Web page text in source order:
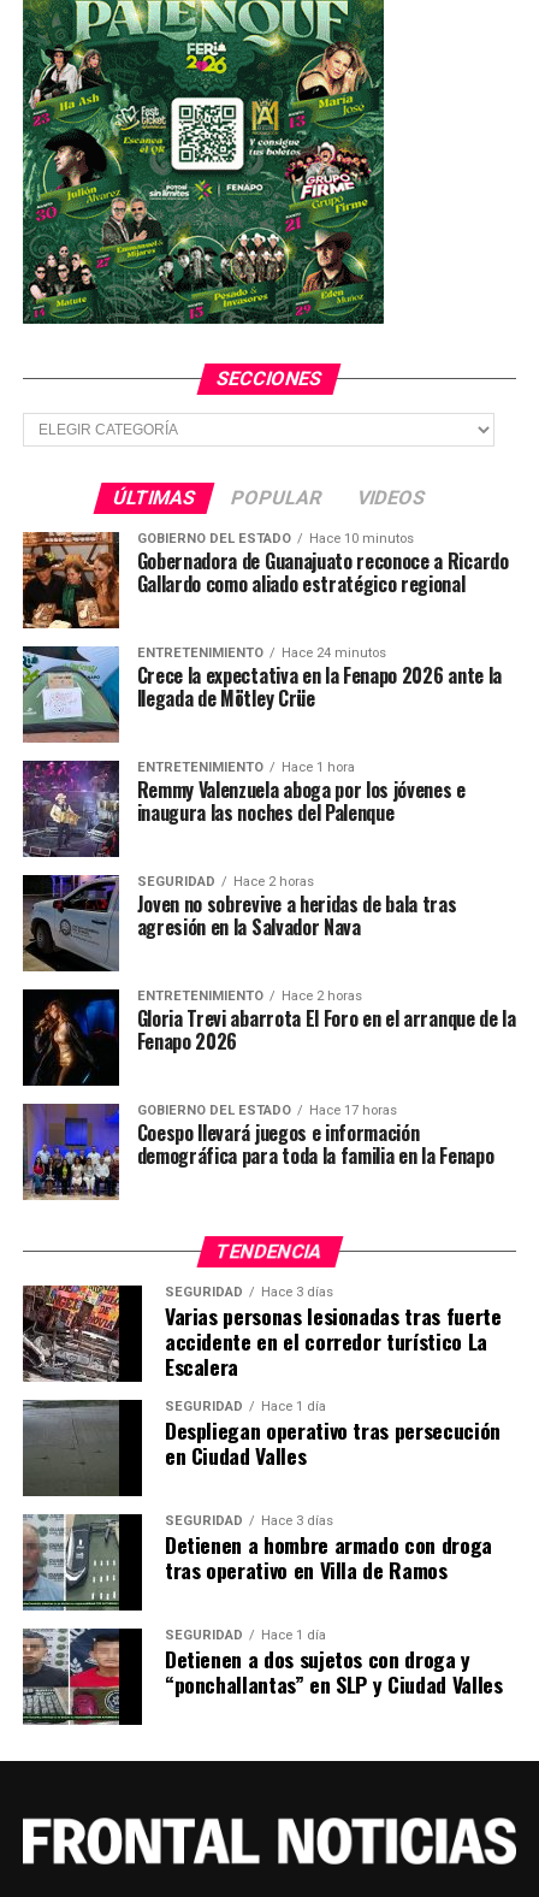
NO TE PIERDAS
Padres de familia de Milpillas acusan de tortura a
policías estatales
SECCIONES
Secciones
ÚLTIMAS POPULAR VIDEOS
GOBIERNO DEL ESTADO Hace 10 minutos
Gobernadora de Guanajuato reconoce a Ricardo
Gallardo como aliado estratégico regional
ENTRETENIMIENTO Hace 24 minutos
Crece la expectativa en la Fenapo 2026 ante la
llegada de Mötley Crüe
ENTRETENIMIENTO Hace 1 hora
Remmy Valenzuela aboga por los jóvenes e
inaugura las noches del Palenque
SEGURIDAD Hace 2 horas
Joven no sobrevive a heridas de bala tras
agresión en la Salvador Nava
ENTRETENIMIENTO Hace 2 horas
Gloria Trevi abarrota El Foro en el arranque de la
Fenapo 2026
GOBIERNO DEL ESTADO Hace 17 horas
Coespo llevará juegos e información
demográfica para toda la familia en la Fenapo
TENDENCIA
SEGURIDAD Hace 3 días
Varias personas lesionadas tras fuerte
accidente en el corredor turístico La
Escalera
SEGURIDAD Hace 1 día
Despliegan operativo tras persecución
en Ciudad Valles
SEGURIDAD Hace 3 días
Detienen a hombre armado con droga
tras operativo en Villa de Ramos
SEGURIDAD Hace 1 día
Detienen a dos sujetos con droga y
“ponchallantas” en SLP y Ciudad Valles